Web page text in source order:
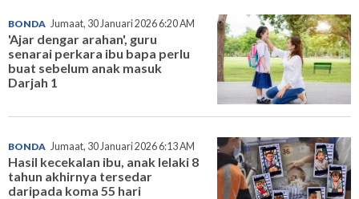
BONDA Jumaat, 30 Januari 2026 6:20 AM
'Ajar dengar arahan', guru
senarai perkara ibu bapa perlu
buat sebelum anak masuk
Darjah 1
BONDA Jumaat, 30 Januari 2026 6:13 AM
Hasil kecekalan ibu, anak lelaki 8
tahun akhirnya tersedar
daripada koma 55 hari